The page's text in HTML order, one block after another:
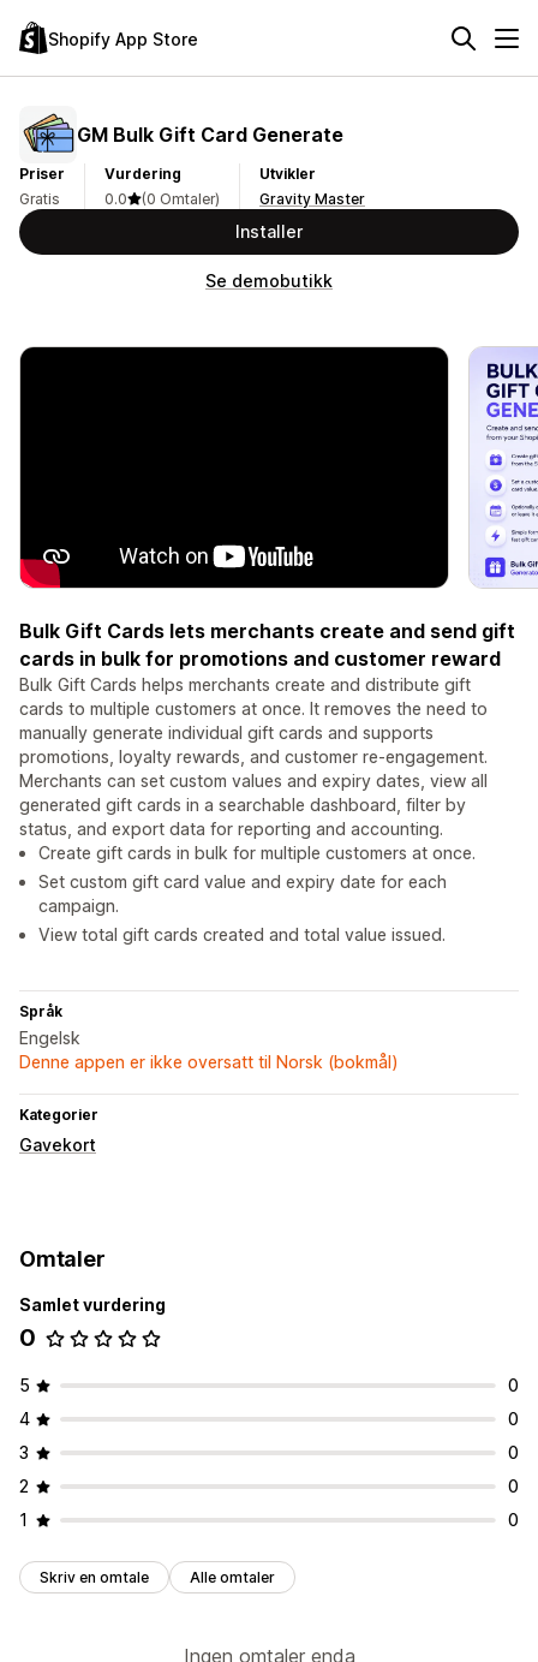
Shopify App Store
GM Bulk Gift Card Generate
Priser
Gratis
Vurdering
0.0
(0 Omtaler)
Utvikler
Gravity Master
Installer
Se demobutikk
Bulk Gift Cards lets merchants create and send gift
cards in bulk for promotions and customer reward
Bulk Gift Cards helps merchants create and distribute gift
cards to multiple customers at once. It removes the need to
manually generate individual gift cards and supports
promotions, loyalty rewards, and customer re-engagement.
Merchants can set custom values and expiry dates, view all
generated gift cards in a searchable dashboard, filter by
status, and export data for reporting and accounting.
Create gift cards in bulk for multiple customers at once.
Set custom gift card value and expiry date for each
campaign.
View total gift cards created and total value issued.
Språk
Engelsk
Denne appen er ikke oversatt til Norsk (bokmål)
Kategorier
Gavekort
Omtaler
Samlet vurdering
0
5
0
4
0
3
0
2
0
1
0
Skriv en omtale Alle omtaler
Ingen omtaler enda